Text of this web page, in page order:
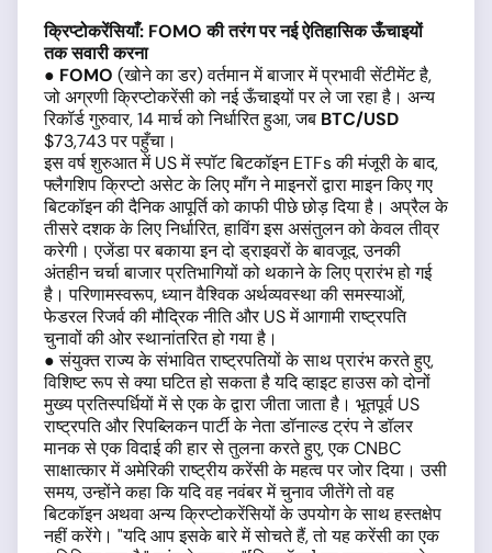
क्रिप्टोकरेंसियाँ: FOMOकीतरंगपरनईऐतिहासिकऊँचाइयों
तकसवारीकरना
● FOMO (खोने का डर) वर्तमान में बाजार में प्रभावी सेंटीमेंट है,
जो अग्रणी क्रिप्टोकरेंसी को नई ऊँचाइयों पर ले जा रहा है। अन्य
रिकॉर्ड गुरुवार, 14 मार्च को निर्धारित हुआ, जब BTC/USD
$73,743 पर पहुँचा।
इस वर्ष शुरुआत में US में स्पॉट बिटकॉइन ETFs की मंजूरी के बाद,
फ्लैगशिप क्रिप्टो असेट के लिए माँग ने माइनरों द्वारा माइन किए गए
बिटकॉइन की दैनिक आपूर्ति को काफी पीछे छोड़ दिया है। अप्रैल के
तीसरे दशक के लिए निर्धारित, हाविंग इस असंतुलन को केवल तीव्र
करेगी। एजेंडा पर बकाया इन दो ड्राइवरों के बावजूद, उनकी
अंतहीन चर्चा बाजार प्रतिभागियों को थकाने के लिए प्रारंभ हो गई
है। परिणामस्वरूप, ध्यान वैश्विक अर्थव्यवस्था की समस्याओं,
फेडरल रिजर्व की मौद्रिक नीति और US में आगामी राष्ट्रपति
चुनावों की ओर स्थानांतरित हो गया है।
● संयुक्त राज्य के संभावित राष्ट्रपतियों के साथ प्रारंभ करते हुए,
विशिष्ट रूप से क्या घटित हो सकता है यदि व्हाइट हाउस को दोनों
मुख्य प्रतिस्पर्धियों में से एक के द्वारा जीता जाता है। भूतपूर्व US
राष्ट्रपति और रिपब्लिकन पार्टी के नेता डॉनाल्ड ट्रंप ने डॉलर
मानक से एक विदाई की हार से तुलना करते हुए, एक CNBC
साक्षात्कार में अमेरिकी राष्ट्रीय करेंसी के महत्व पर जोर दिया। उसी
समय, उन्होंने कहा कि यदि वह नवंबर में चुनाव जीतेंगे तो वह
बिटकॉइन अथवा अन्य क्रिप्टोकरेंसियों के उपयोग के साथ हस्तक्षेप
नहीं करेंगे। "यदि आप इसके बारे में सोचते हैं, तो यह करेंसी का एक